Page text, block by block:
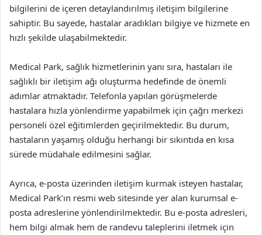
bilgilerini de içeren detaylandırılmış iletişim bilgilerine
sahiptir. Bu sayede, hastalar aradıkları bilgiye ve hizmete en
hızlı şekilde ulaşabilmektedir.
Medical Park, sağlık hizmetlerinin yanı sıra, hastaları ile
sağlıklı bir iletişim ağı oluşturma hedefinde de önemli
adımlar atmaktadır. Telefonla yapılan görüşmelerde
hastalara hızla yönlendirme yapabilmek için çağrı merkezi
personeli özel eğitimlerden geçirilmektedir. Bu durum,
hastaların yaşamış olduğu herhangi bir sıkıntıda en kısa
sürede müdahale edilmesini sağlar.
Ayrıca, e-posta üzerinden iletişim kurmak isteyen hastalar,
Medical Park’ın resmi web sitesinde yer alan kurumsal e-
posta adreslerine yönlendirilmektedir. Bu e-posta adresleri,
hem bilgi almak hem de randevu taleplerini iletmek için